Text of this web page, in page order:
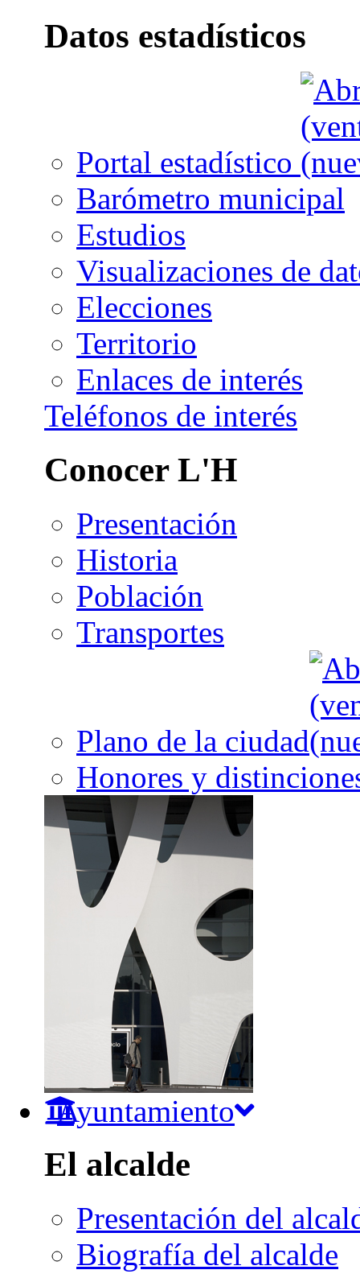
Datos estadísticos
Portal estadístico
Barómetro municipal
Estudios
Visualizaciones de
Elecciones
Territorio
Enlaces de interés
Teléfonos de interés
Conocer L'H
Presentación
Historia
Población
Transportes
Plano de la ciudad
Honores y
Ayuntamiento
El alcalde
Presentación del
Biografía del alcalde